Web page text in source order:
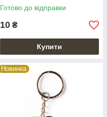
Готово до відправки
10 ₴
Купити
Новинка